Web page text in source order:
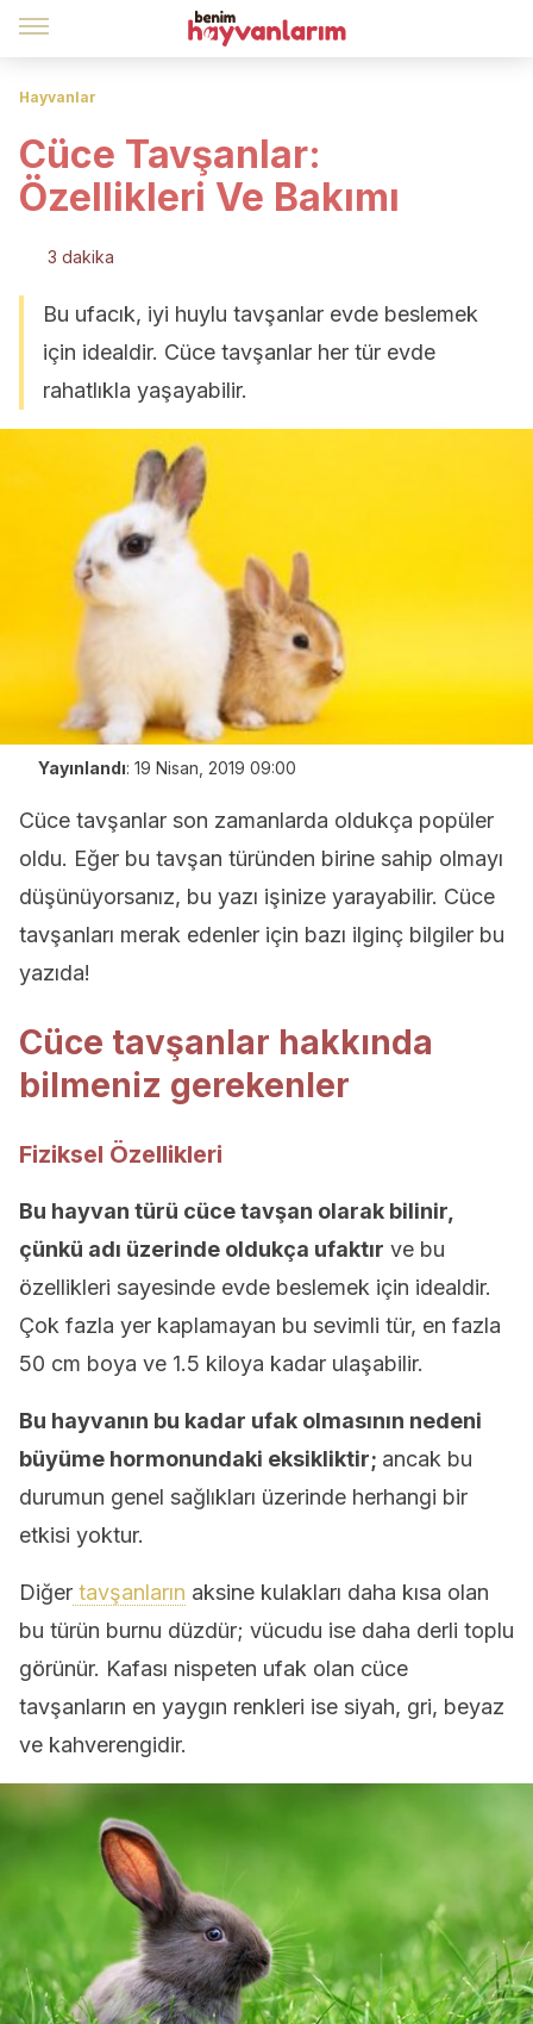
Hayvanlar
Cüce Tavşanlar:
Özellikleri Ve Bakımı
3 dakika
Bu ufacık, iyi huylu tavşanlar evde beslemek
için idealdir. Cüce tavşanlar her tür evde
rahatlıkla yaşayabilir.
Yayınlandı: 19 Nisan, 2019 09:00
Cüce tavşanlar son zamanlarda oldukça popüler
oldu. Eğer bu tavşan türünden birine sahip olmayı
düşünüyorsanız, bu yazı işinize yarayabilir. Cüce
tavşanları merak edenler için bazı ilginç bilgiler bu
yazıda!
Cüce tavşanlar hakkında
bilmeniz gerekenler
Fiziksel Özellikleri
Bu hayvan türü cüce tavşan olarak bilinir,
çünkü adı üzerinde oldukça ufaktır ve bu
özellikleri sayesinde evde beslemek için idealdir.
Çok fazla yer kaplamayan bu sevimli tür, en fazla
50 cm boya ve 1.5 kiloya kadar ulaşabilir.
Bu hayvanın bu kadar ufak olmasının nedeni
büyüme hormonundaki eksikliktir; ancak bu
durumun genel sağlıkları üzerinde herhangi bir
etkisi yoktur.
Diğer tavşanların aksine kulakları daha kısa olan
bu türün burnu düzdür; vücudu ise daha derli toplu
görünür. Kafası nispeten ufak olan cüce
tavşanların en yaygın renkleri ise siyah, gri, beyaz
ve kahverengidir.